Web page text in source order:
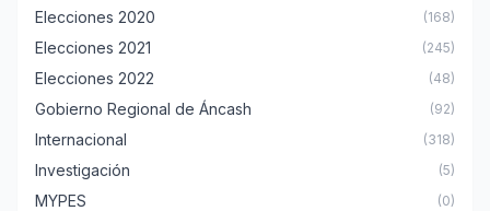
Elecciones 2020 (168)
Elecciones 2021 (245)
Elecciones 2022 (48)
Gobierno Regional de Áncash (92)
Internacional (318)
Investigación (5)
MYPES (0)